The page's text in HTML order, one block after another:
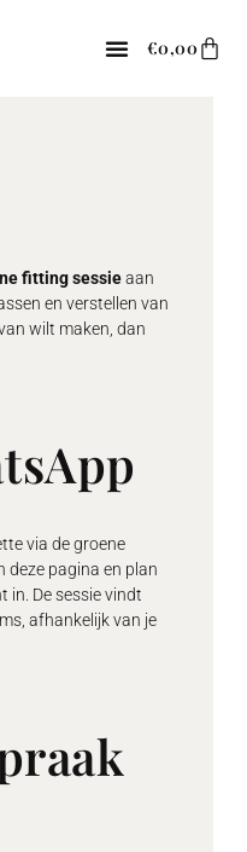
€0,00
fitting sessieaan
en verstellen van
wilt maken, dan
via de groene
pagina en plan
in. De sessie vindt
afhankelijk van je